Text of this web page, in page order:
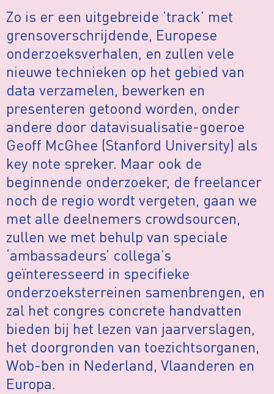
Zo is er een uitgebreide ’track’ met
grensoverschrijdende, Europese
onderzoeksverhalen, en zullen vele
nieuwe technieken op het gebied van
data verzamelen, bewerken en
presenteren getoond worden, onder
andere door datavisualisatie-goeroe
Geoff McGhee (Stanford University) als
key note spreker. Maar ook de
beginnende onderzoeker, de freelancer
noch de regio wordt vergeten, gaan we
met alle deelnemers crowdsourcen,
zullen we met behulp van speciale
‘ambassadeurs’ collega’s
geïnteresseerd in specifieke
onderzoeksterreinen samenbrengen, en
zal het congres concrete handvatten
bieden bij het lezen van jaarverslagen,
het doorgronden van toezichtsorganen,
Wob-ben in Nederland, Vlaanderen en
Europa.